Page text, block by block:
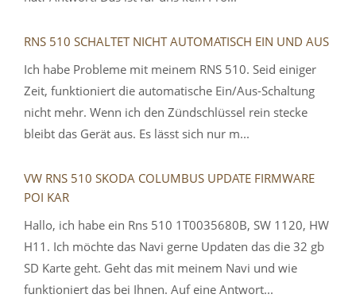
RNS 510 SCHALTET NICHT AUTOMATISCH EIN UND AUS
Ich habe Probleme mit meinem RNS 510. Seid einiger
Zeit, funktioniert die automatische Ein/Aus-Schaltung
nicht mehr. Wenn ich den Zündschlüssel rein stecke
bleibt das Gerät aus. Es lässt sich nur m...
VW RNS 510 SKODA COLUMBUS UPDATE FIRMWARE
POI KAR
Hallo, ich habe ein Rns 510 1T0035680B, SW 1120, HW
H11. Ich möchte das Navi gerne Updaten das die 32 gb
SD Karte geht. Geht das mit meinem Navi und wie
funktioniert das bei Ihnen. Auf eine Antwort...